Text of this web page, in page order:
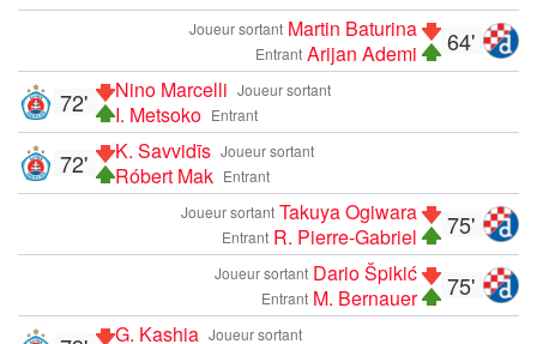
64'
Joueur sortant Martin Baturina
Entrant Arijan Ademi
Joueur sortant
Nino Marcelli
Entrant
I. Metsoko
72'
Joueur sortant
K. Savvidīs
Entrant
Róbert Mak
72'
75'
Joueur sortant Takuya Ogiwara
Entrant R. Pierre-Gabriel
75'
Joueur sortant Dario Špikić
Entrant M. Bernauer
Joueur sortant
G. Kashia